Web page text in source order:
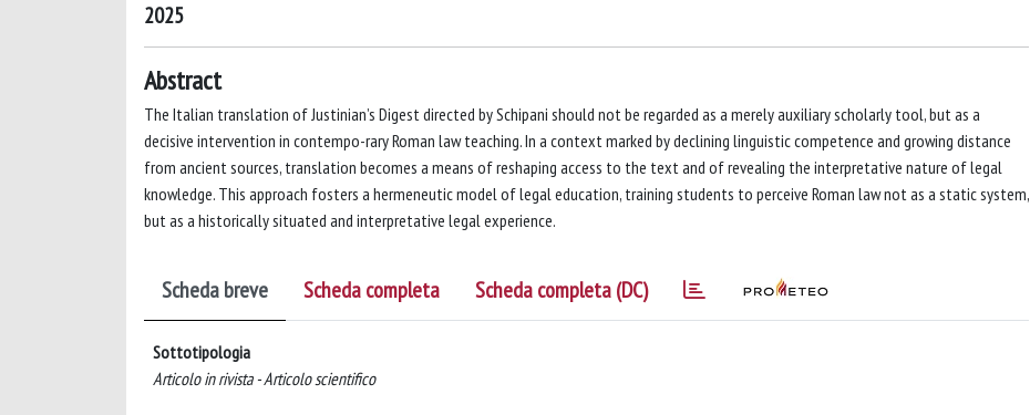
2025
Abstract
The Italian translation of Justinian’s Digest directed by Schipani should not be regarded as a merely auxiliary scholarly tool, but as a
decisive intervention in contempo-rary Roman law teaching. In a context marked by declining linguistic competence and growing distance
from ancient sources, translation becomes a means of reshaping access to the text and of revealing the interpretative nature of legal
knowledge. This approach fosters a hermeneutic model of legal education, training students to perceive Roman law not as a static system,
but as a historically situated and interpretative legal experience.
Scheda breve Scheda completa Scheda completa (DC)
Sottotipologia
Articolo in rivista - Articolo scientifico